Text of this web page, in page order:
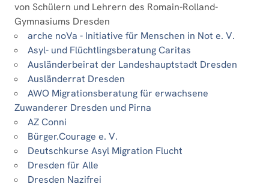
von Schülern und Lehrern des Romain-Rolland-
Gymnasiums Dresden
arche noVa - Initiative für Menschen in Not e. V.
Asyl- und Flüchtlingsberatung Caritas
Ausländerbeirat der Landeshauptstadt Dresden
Ausländerrat Dresden
AWO Migrationsberatung für erwachsene
Zuwanderer Dresden und Pirna
AZ Conni
Bürger.Courage e. V.
Deutschkurse Asyl Migration Flucht
Dresden für Alle
Dresden Nazifrei